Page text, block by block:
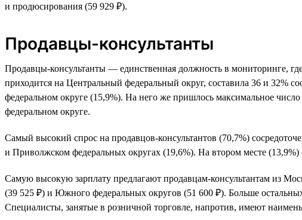
и продюсирования (59 929 ₽).
Продавцы-консультанты
Продавцы-консультанты — единственная должность в мониторинге,
приходится на Центральный федеральный округ, составила 36 и 32%
федеральном округе (15,9%). На него же пришлось максимальное
федеральном округе.
Самый высокий спрос на продавцов-консультантов (70,7%)
и Приволжском федеральных округах (19,6%). На втором месте
Самую высокую зарплату предлагают продавцам-консультантам из
(39 525 ₽) и Южного федеральных округов (51 600 ₽). Больше
Специалисты, занятые в розничной торговле, напротив, имеют